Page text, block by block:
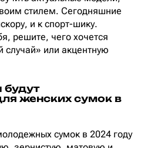
стилем. Сегодняшние
и к спорт-шику.
решите, чего хочется
или акцентную
будут
женских сумок в
сумок в 2024 году